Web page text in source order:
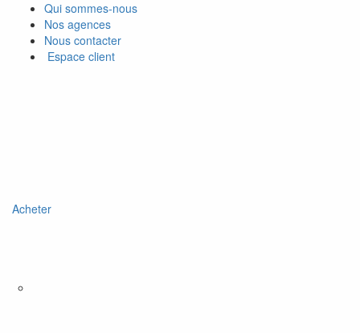
Qui sommes-nous
Nos agences
Nous contacter
Espace client
Acheter